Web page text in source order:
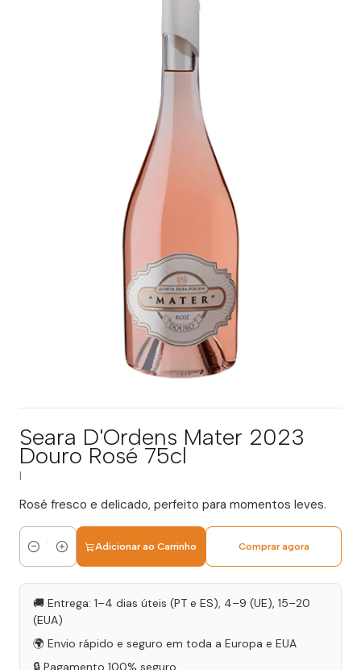
Seara D'Ordens Mater 2023
Douro Rosé 75cl
Rosé fresco e delicado, perfeito para momentos leves.
Quantidade
Adicionar ao Carrinho Comprar agora
🚚 Entrega: 1–4 dias úteis (PT e ES), 4–9 (UE), 15–20
(EUA)
🌍 Envio rápido e seguro em toda a Europa e EUA